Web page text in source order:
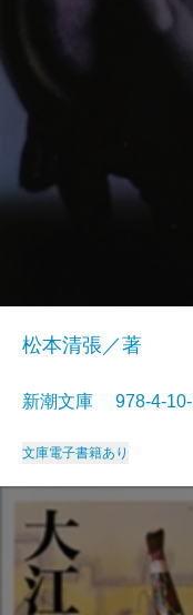
松本清張／著
新潮文庫 978-4-
文庫電子書籍あり